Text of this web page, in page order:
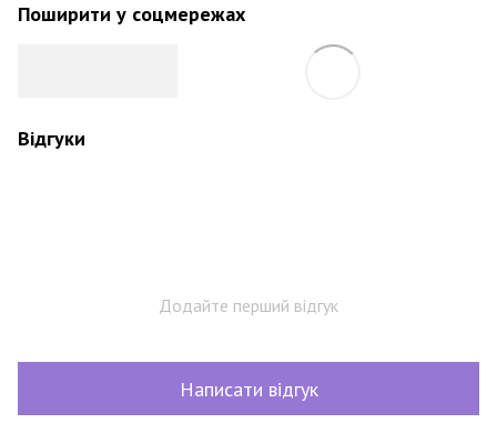
Поширити у соцмережах
Відгуки
Додайте перший відгук
Написати відгук